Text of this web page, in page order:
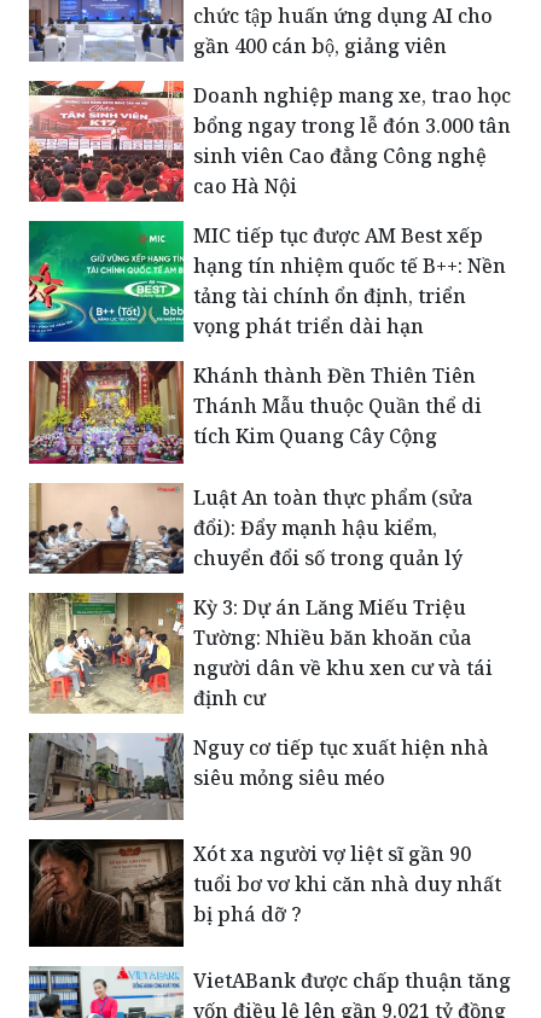
chức tập huấn ứng dụng AI cho
gần 400 cán bộ, giảng viên
Doanh nghiệp mang xe, trao học
bổng ngay trong lễ đón 3.000 tân
sinh viên Cao đẳng Công nghệ
cao Hà Nội
MIC tiếp tục được AM Best xếp
hạng tín nhiệm quốc tế B++: Nền
tảng tài chính ổn định, triển
vọng phát triển dài hạn
Khánh thành Đền Thiên Tiên
Thánh Mẫu thuộc Quần thể di
tích Kim Quang Cây Cộng
Luật An toàn thực phẩm (sửa
đổi): Đẩy mạnh hậu kiểm,
chuyển đổi số trong quản lý
Kỳ 3: Dự án Lăng Miếu Triệu
Tường: Nhiều băn khoăn của
người dân về khu xen cư và tái
định cư
Nguy cơ tiếp tục xuất hiện nhà
siêu mỏng siêu méo
Xót xa người vợ liệt sĩ gần 90
tuổi bơ vơ khi căn nhà duy nhất
bị phá dỡ ?
VietABank được chấp thuận tăng
vốn điều lệ lên gần 9.021 tỷ đồng